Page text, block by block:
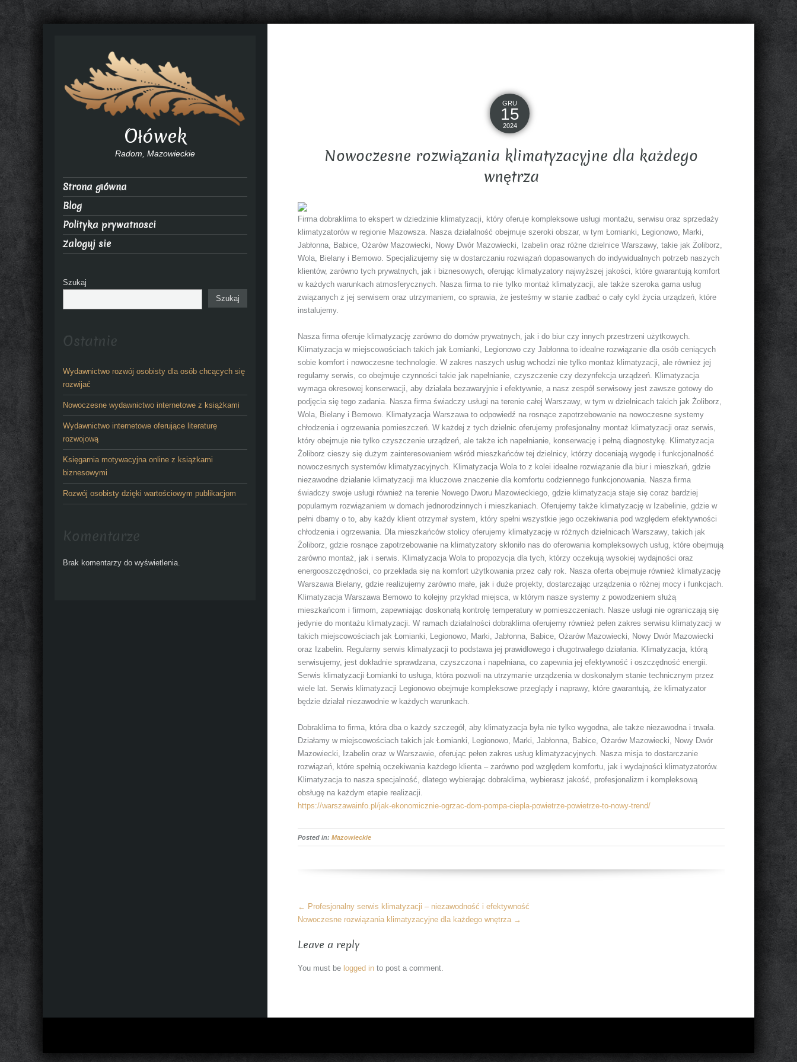
GRU
15
2024
Nowoczesne rozwiązania klimatyzacyjne dla każdego
wnętrza
Firma dobraklima to ekspert w dziedzinie klimatyzacji, który oferuje kompleksowe usługi montażu, serwisu oraz sprzedaży
klimatyzatorów w regionie Mazowsza. Nasza działalność obejmuje szeroki obszar, w tym Łomianki, Legionowo, Marki,
Jabłonna, Babice, Ożarów Mazowiecki, Nowy Dwór Mazowiecki, Izabelin oraz różne dzielnice Warszawy, takie jak Żoliborz,
Wola, Bielany i Bemowo. Specjalizujemy się w dostarczaniu rozwiązań dopasowanych do indywidualnych potrzeb naszych
klientów, zarówno tych prywatnych, jak i biznesowych, oferując klimatyzatory najwyższej jakości, które gwarantują komfort
w każdych warunkach atmosferycznych. Nasza firma to nie tylko montaż klimatyzacji, ale także szeroka gama usług
związanych z jej serwisem oraz utrzymaniem, co sprawia, że jesteśmy w stanie zadbać o cały cykl życia urządzeń, które
instalujemy.
Nasza firma oferuje klimatyzację zarówno do domów prywatnych, jak i do biur czy innych przestrzeni użytkowych.
Klimatyzacja w miejscowościach takich jak Łomianki, Legionowo czy Jabłonna to idealne rozwiązanie dla osób ceniących
sobie komfort i nowoczesne technologie. W zakres naszych usług wchodzi nie tylko montaż klimatyzacji, ale również jej
regularny serwis, co obejmuje czynności takie jak napełnianie, czyszczenie czy dezynfekcja urządzeń. Klimatyzacja
wymaga okresowej konserwacji, aby działała bezawaryjnie i efektywnie, a nasz zespół serwisowy jest zawsze gotowy do
podjęcia się tego zadania. Nasza firma świadczy usługi na terenie całej Warszawy, w tym w dzielnicach takich jak Żoliborz,
Wola, Bielany i Bemowo. Klimatyzacja Warszawa to odpowiedź na rosnące zapotrzebowanie na nowoczesne systemy
chłodzenia i ogrzewania pomieszczeń. W każdej z tych dzielnic oferujemy profesjonalny montaż klimatyzacji oraz serwis,
który obejmuje nie tylko czyszczenie urządzeń, ale także ich napełnianie, konserwację i pełną diagnostykę. Klimatyzacja
Żoliborz cieszy się dużym zainteresowaniem wśród mieszkańców tej dzielnicy, którzy doceniają wygodę i funkcjonalność
nowoczesnych systemów klimatyzacyjnych. Klimatyzacja Wola to z kolei idealne rozwiązanie dla biur i mieszkań, gdzie
niezawodne działanie klimatyzacji ma kluczowe znaczenie dla komfortu codziennego funkcjonowania. Nasza firma
świadczy swoje usługi również na terenie Nowego Dworu Mazowieckiego, gdzie klimatyzacja staje się coraz bardziej
popularnym rozwiązaniem w domach jednorodzinnych i mieszkaniach. Oferujemy także klimatyzację w Izabelinie, gdzie w
pełni dbamy o to, aby każdy klient otrzymał system, który spełni wszystkie jego oczekiwania pod względem efektywności
chłodzenia i ogrzewania. Dla mieszkańców stolicy oferujemy klimatyzację w różnych dzielnicach Warszawy, takich jak
Żoliborz, gdzie rosnące zapotrzebowanie na klimatyzatory skłoniło nas do oferowania kompleksowych usług, które obejmują
zarówno montaż, jak i serwis. Klimatyzacja Wola to propozycja dla tych, którzy oczekują wysokiej wydajności oraz
energooszczędności, co przekłada się na komfort użytkowania przez cały rok. Nasza oferta obejmuje również klimatyzację
Warszawa Bielany, gdzie realizujemy zarówno małe, jak i duże projekty, dostarczając urządzenia o różnej mocy i funkcjach.
Klimatyzacja Warszawa Bemowo to kolejny przykład miejsca, w którym nasze systemy z powodzeniem służą
mieszkańcom i firmom, zapewniając doskonałą kontrolę temperatury w pomieszczeniach. Nasze usługi nie ograniczają się
jedynie do montażu klimatyzacji. W ramach działalności dobraklima oferujemy również pełen zakres serwisu klimatyzacji w
takich miejscowościach jak Łomianki, Legionowo, Marki, Jabłonna, Babice, Ożarów Mazowiecki, Nowy Dwór Mazowiecki
oraz Izabelin. Regularny serwis klimatyzacji to podstawa jej prawidłowego i długotrwałego działania. Klimatyzacja, którą
serwisujemy, jest dokładnie sprawdzana, czyszczona i napełniana, co zapewnia jej efektywność i oszczędność energii.
Serwis klimatyzacji Łomianki to usługa, która pozwoli na utrzymanie urządzenia w doskonałym stanie technicznym przez
wiele lat. Serwis klimatyzacji Legionowo obejmuje kompleksowe przeglądy i naprawy, które gwarantują, że klimatyzator
będzie działał niezawodnie w każdych warunkach.
Dobraklima to firma, która dba o każdy szczegół, aby klimatyzacja była nie tylko wygodna, ale także niezawodna i trwała.
Działamy w miejscowościach takich jak Łomianki, Legionowo, Marki, Jabłonna, Babice, Ożarów Mazowiecki, Nowy Dwór
Mazowiecki, Izabelin oraz w Warszawie, oferując pełen zakres usług klimatyzacyjnych. Nasza misja to dostarczanie
rozwiązań, które spełnią oczekiwania każdego klienta – zarówno pod względem komfortu, jak i wydajności klimatyzatorów.
Klimatyzacja to nasza specjalność, dlatego wybierając dobraklima, wybierasz jakość, profesjonalizm i kompleksową
obsługę na każdym etapie realizacji.
https://warszawainfo.pl/jak-ekonomicznie-ogrzac-dom-pompa-ciepla-powietrze-powietrze-to-nowy-trend/
Posted in:Mazowieckie
More
Articles
← Profesjonalny serwis klimatyzacji – niezawodność i efektywność
Nowoczesne rozwiązania klimatyzacyjne dla każdego wnętrza →
Leave a reply
You must be logged in to post a comment.
Ołówek
Radom, Mazowieckie
Strona główna
Blog
Polityka prywatnosci
Zaloguj sie
Szukaj
Szukaj
Ostatnie
Wydawnictwo rozwój osobisty dla osób chcących się
rozwijać
Nowoczesne wydawnictwo internetowe z książkami
Wydawnictwo internetowe oferujące literaturę
rozwojową
Księgarnia motywacyjna online z książkami
biznesowymi
Rozwój osobisty dzięki wartościowym publikacjom
Komentarze
Brak komentarzy do wyświetlenia.